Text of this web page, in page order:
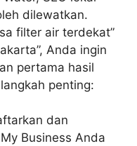
dilewatkan.
filter air terdekat”
Anda ingin
pertama hasil
penting:
dan
Business Anda